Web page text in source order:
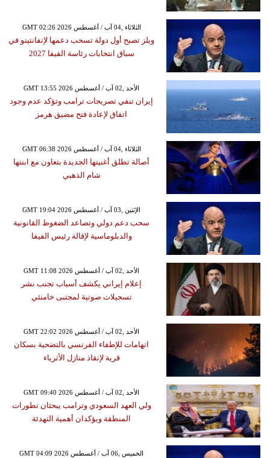
GMT 02:26 2026 الثلاثاء ,04 آب / أغسطس
ويلز تصبح أول دولة تسحب دعمها لإنفانتينو في
سباق انتخابات رئاسة الفيفا 2027
GMT 13:55 2026 الأحد ,02 آب / أغسطس
إيران تنفي تصريحات ترامب وتؤكد عدم وجود
اتفاق لإعادة فتح مضيق هرمز
GMT 06:38 2026 الثلاثاء ,04 آب / أغسطس
أصالة تطلق أغنيتها الجديدة بتعاون مع ابنتها
شام الذهبي
GMT 19:04 2026 الإثنين ,03 آب / أغسطس
سحب دعم دولي وتصاعد الضغوط القانونية
والدبلوماسية لإقالة رئيس الفيفا
GMT 11:08 2026 الأحد ,02 آب / أغسطس
إعلام إيراني يكشف أسباب تجنب نشر
تسجيلات صوتية لمجتبى خامنئي
GMT 22:02 2026 الأحد ,02 آب / أغسطس
اتهامات للإطفاء الفرنسي بالتضحية بسكان
قرية لإنقاذ منازل الأثرياء
GMT 09:40 2026 الأحد ,02 آب / أغسطس
ولي العهد السعودي وترامب يبحثان تطورات
المنطقة ويؤكدان أهمية التهدئة
GMT 04:09 2026 الخميس ,06 آب / أغسطس